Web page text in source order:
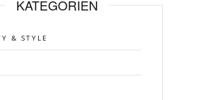
KATEGORIEN
& STYLE